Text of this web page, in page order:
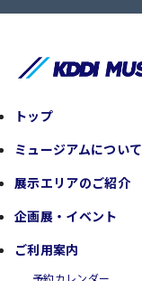
トップ
ミュージアムについて
展示エリアのご紹介
企画展・イベント
ご利用案内